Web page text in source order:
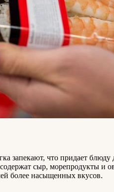
запекают, что придает
сыр, морепродукты и
более насыщенных вкусов.